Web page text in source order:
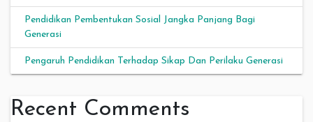
Pendidikan Pembentukan Sosial Jangka Panjang Bagi
Generasi
Pengaruh Pendidikan Terhadap Sikap Dan Perilaku Generasi
Recent Comments